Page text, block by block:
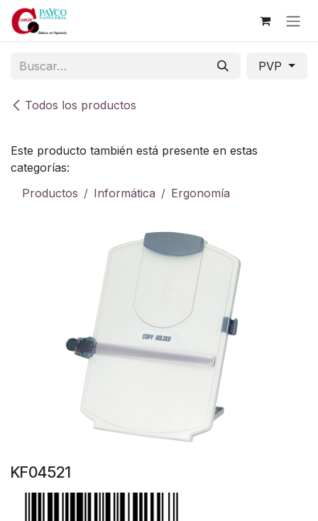
Ir al contenido
Todos los productos
PVP
Este producto también está presente en estas
categorías:
Productos
Informática Ergonomía
KF04521